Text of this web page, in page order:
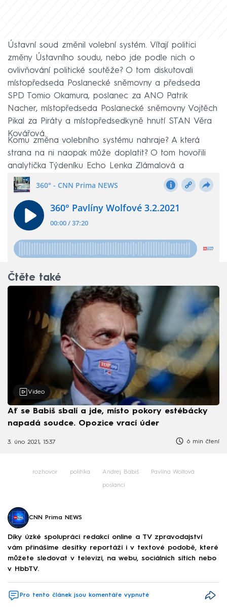
Ústavní soud změnil volební systém. Vítají politici
změny Ústavního soudu, nebo jde podle nich o
ovlivňování politické soutěže? O tom diskutovali
místopředseda Poslanecké sněmovny a předseda
SPD Tomio Okamura, poslanec za ANO Patrik
Nacher, místopředseda Poslanecké sněmovny Vojtěch
Pikal za Piráty a místopředsedkyně hnutí STAN Věra
Kovářová.
Komu změna volebního systému nahraje? A která
strana na ni naopak může doplatit? O tom hovořili
analytička Týdeníku Echo Lenka Zlámalová a
politolog Jan Kubáček.
Čtěte také
Video
Ať se Babiš sbalí a jde, místo pokory estébácky
napadá soudce. Opozice vrací úder
3. úno 2021, 15:37 6 min čtení
rozhovor politika Andrej Babiš Pavlína Wolfová
poslanci
CNN Prima NEWS
Díky úzké spolupráci redakcí online a TV zpravodajství
vám přinášíme desítky reportáží i v textové podobě, které
můžete sledovat v televizi, na webu, sociálních sítích nebo
v HbbTV.
Pro tento článek jsou komentáře vypnuté